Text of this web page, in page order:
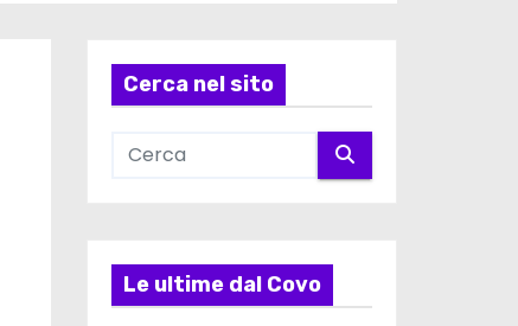
Cerca nel sito
Le ultime dal Covo